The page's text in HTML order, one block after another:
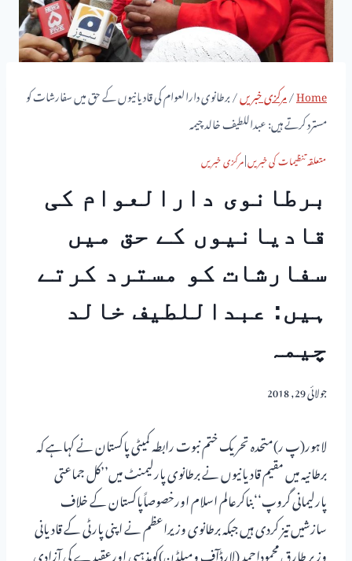
Home
/مرکزی خبریں/برطانوی دارالعوام کی قادیانیوں کے حق میں سفارشات کو
مسترد کرتے ہیں: عبداللطیف خالد چیمہ
متعلقہ تنظیمات کی خبریں|مرکزی خبریں
برطانوی دارالعوام کی
قادیانیوں کے حق میں
سفارشات کو مسترد کرتے
ہیں: عبداللطیف خالد
چیمہ
جولائی 29, 2018
لاہور(پ ر)متحدہ تحریک ختم نبوت رابطہ کمیٹی پاکستان نے کہاہے کہ
برطانیہ میں مقیم قادیانیوں نے برطانوی پارلیمنٹ میں’’کل جماعتی
پارلیمانی گروپ‘‘بناکرعالم اسلام اورخصوصاًپاکستان کے خلاف
سازشیں تیز کردی ہیں جبکہ برطانوی وزیراعظم نے اپنی پارٹی کے قادیانی
وزیر طارق محموداحمد (لارڈآف ومبلڈن)کومذہبی اورعقیدے کی آزادی